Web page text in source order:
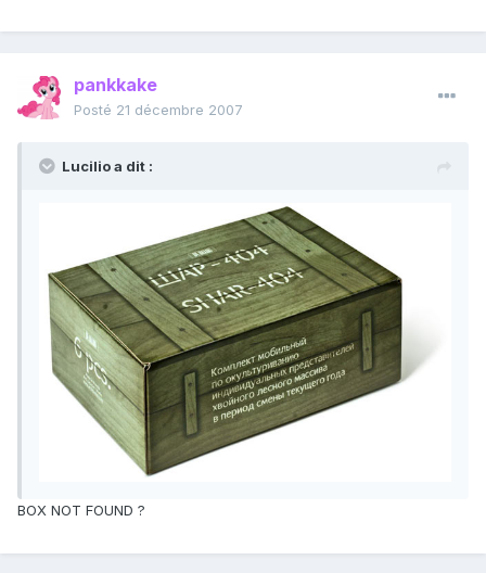
pankkake
Posté 21 décembre 2007
Lucilio a dit :
BOX NOT FOUND ?